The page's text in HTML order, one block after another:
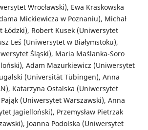
Wrocławski), Ewa Kraskowska
Mickiewicza w Poznaniu), Michał
Łódzki), Robert Kusek (Uniwersytet
Leś (Uniwersytet w Białymstoku),
Śląski), Maria Maślanka-Soro
Adam Mazurkiewicz (Uniwersytet
(Universität Tübingen), Anna
Katarzyna Ostalska (Uniwersytet
(Uniwersytet Warszawski), Anna
Jagielloński), Przemysław Pietrzak
Joanna Podolska (Uniwersytet